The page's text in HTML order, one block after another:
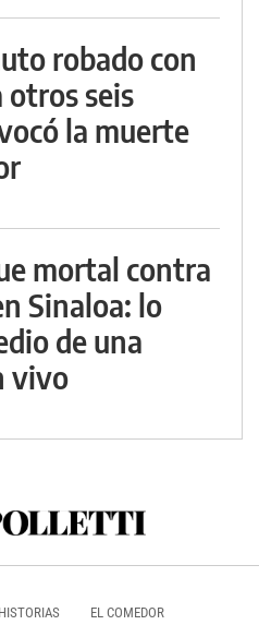
robado con
otros seis
la muerte
mortal contra
Sinaloa: lo
de una
vivo
EL COMEDOR